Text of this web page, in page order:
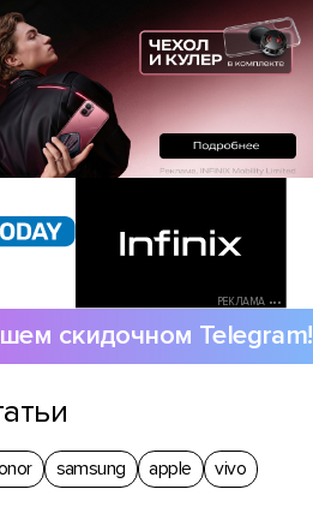
РЕКЛАМА •••
скидочном Telegram!
samsung apple
vivo